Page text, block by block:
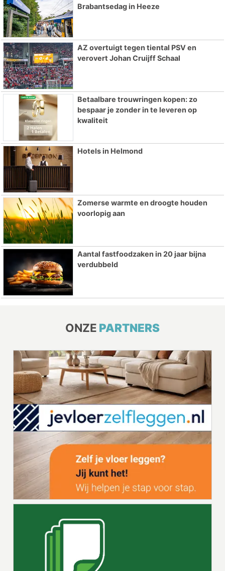
Brabantsedag in Heeze
AZ overtuigt tegen tiental PSV en
verovert Johan Cruijff Schaal
Betaalbare trouwringen kopen: zo
bespaar je zonder in te leveren op
kwaliteit
Hotels in Helmond
Zomerse warmte en droogte houden
voorlopig aan
Aantal fastfoodzaken in 20 jaar bijna
verdubbeld
ONZE PARTNERS